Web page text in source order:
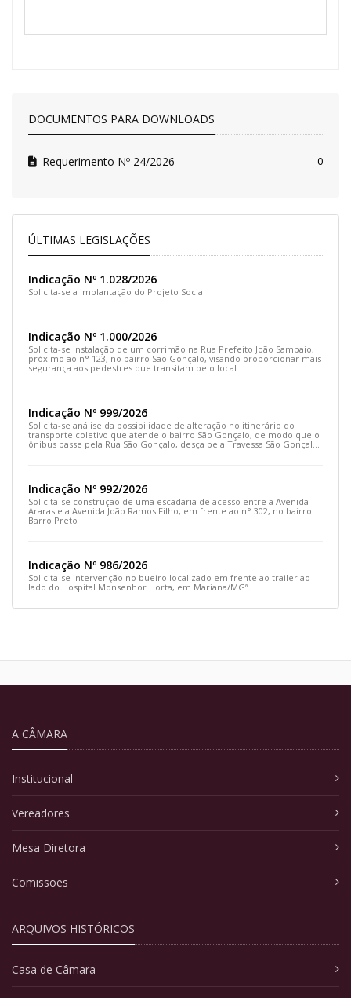
DOCUMENTOS PARA DOWNLOADS
Requerimento Nº 24/2026 0
ÚLTIMAS LEGISLAÇÕES
Indicação Nº 1.028/2026
Solicita-se a implantação do Projeto Social
Indicação Nº 1.000/2026
Solicita-se instalação de um corrimão na Rua Prefeito João Sampaio,
próximo ao n° 123, no bairro São Gonçalo, visando proporcionar mais
segurança aos pedestres que transitam pelo local
Indicação Nº 999/2026
Solicita-se análise da possibilidade de alteração no itinerário do
transporte coletivo que atende o bairro São Gonçalo, de modo que o
ônibus passe pela Rua São Gonçalo, desça pela Travessa São Gonçalo
Indicação Nº 992/2026
Solicita-se construção de uma escadaria de acesso entre a Avenida
Araras e a Avenida João Ramos Filho, em frente ao n° 302, no bairro
Barro Preto
Indicação Nº 986/2026
Solicita-se intervenção no bueiro localizado em frente ao trailer ao
lado do Hospital Monsenhor Horta, em Mariana/MG”.
A CÂMARA
Institucional
Vereadores
Mesa Diretora
Comissões
ARQUIVOS HISTÓRICOS
Casa de Câmara